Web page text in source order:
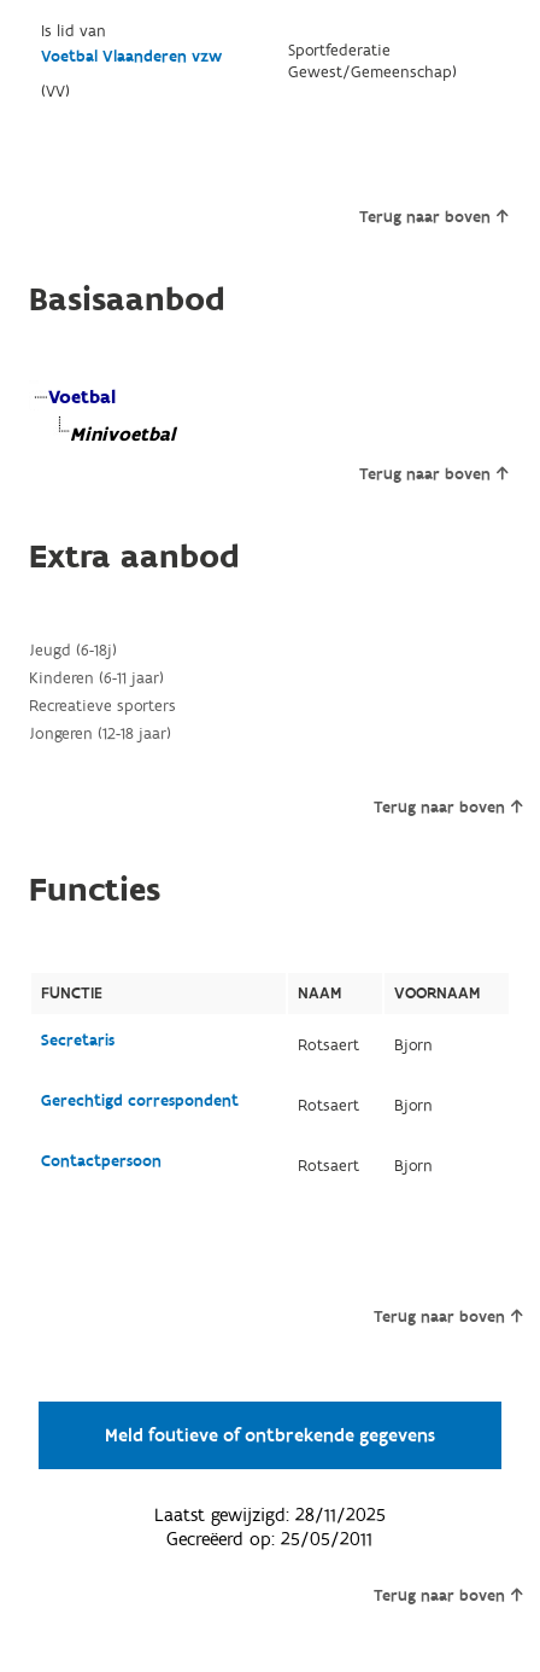
Is lid van
Voetbal Vlaanderen vzw
(VV)
Sportfederatie
Gewest/Gemeenschap)
Terug naar boven
Basisaanbod
Voetbal
Minivoetbal
Terug naar boven
Extra aanbod
Jeugd (6-18j)
Kinderen (6-11 jaar)
Recreatieve sporters
Jongeren (12-18 jaar)
Terug naar boven
Functies
FUNCTIE NAAM VOORNAAM
Secretaris Rotsaert Bjorn
Gerechtigd correspondent Rotsaert Bjorn
Contactpersoon Rotsaert Bjorn
Terug naar boven
Meld foutieve of ontbrekende gegevens
Laatst gewijzigd: 28/11/2025
Gecreëerd op:25/05/2011
Terug naar boven